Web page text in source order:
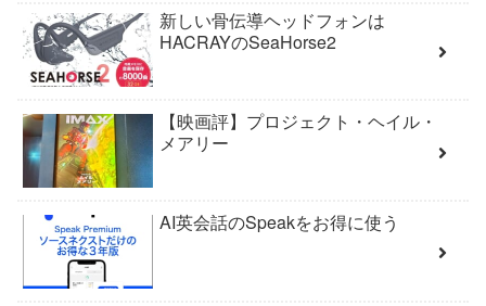
新しい骨伝導ヘッドフォンは
HACRAYのSeaHorse2
【映画評】プロジェクト・ヘイル・
メアリー
AI英会話のSpeakをお得に使う